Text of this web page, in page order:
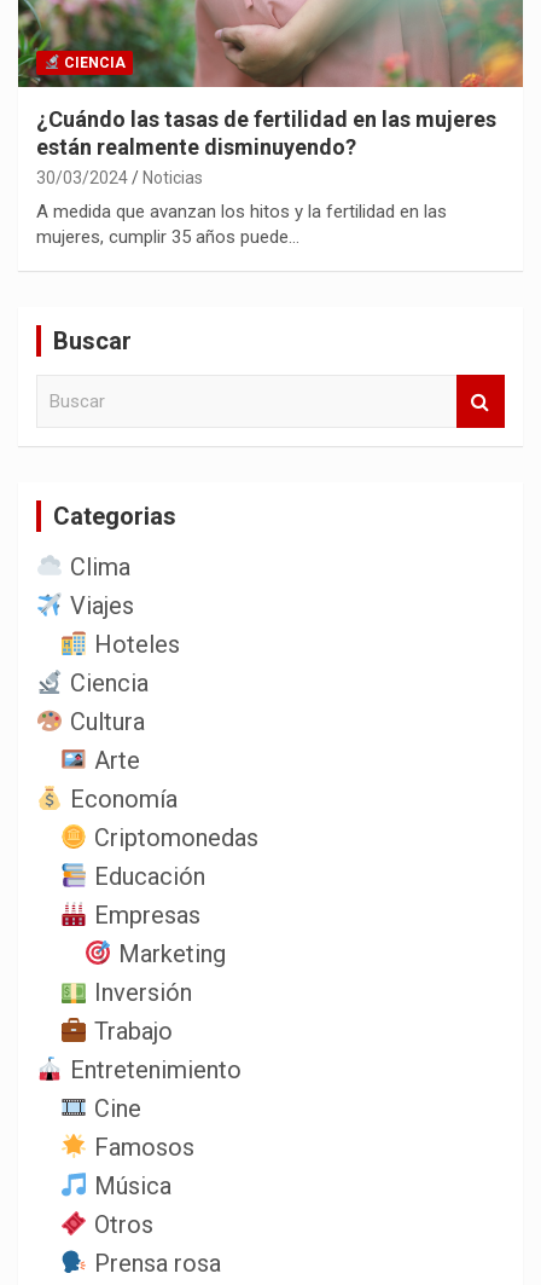
CIENCIA
¿Cuándo las tasas de fertilidad en las mujeres
están realmente disminuyendo?
30/03/2024 Noticias
A medida que avanzan los hitos y la fertilidad en las
mujeres, cumplir 35 años puede…
Buscar
Categorias
Clima
Viajes
Hoteles
Ciencia
Cultura
Arte
Economía
Criptomonedas
Educación
Empresas
Marketing
Inversión
Trabajo
Entretenimiento
Cine
Famosos
Música
Otros
Prensa rosa